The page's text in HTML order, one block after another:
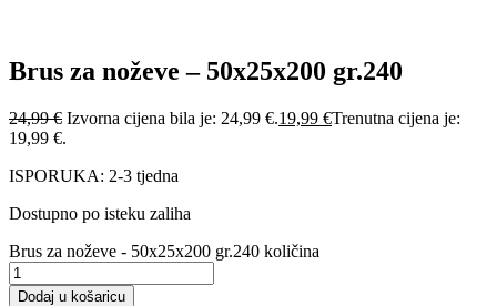
Brus za noževe – 50x25x200 gr.240
24,99€ Izvorna cijena bila je: 24,99 €.19,99 €Trenutna cijena je:
19,99 €.
ISPORUKA: 2-3 tjedna
Dostupno po isteku zaliha
Brus za noževe - 50x25x200 gr.240 količina
Dodaj u košaricu